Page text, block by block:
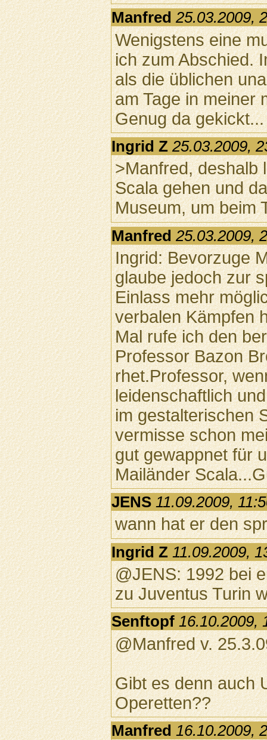
Manfred 25.03.2009,
Wenigstens eine
ich zum Abschied.
als die üblichen
am Tage in meiner
Genug da gekickt...
Ingrid Z 25.03.2009,
>Manfred, deshalb
Scala gehen und
Museum, um beim
Manfred 25.03.2009,
Ingrid: Bevorzuge
glaube jedoch zur
Einlass mehr
verbalen Kämpfen
Mal rufe ich den
Professor Bazon
rhet.Professor,
leidenschaftlich
im gestalterischen
vermisse schon
gut gewappnet für
Mailänder
JENS 11.09.2009,
wann hat er den
Ingrid Z 11.09.2009,
@JENS: 1992 bei
zu Juventus Turin
Senftopf 16.10.2009,
@Manfred v.
Gibt es denn auch
Operetten??
Manfred 16.10.2009,